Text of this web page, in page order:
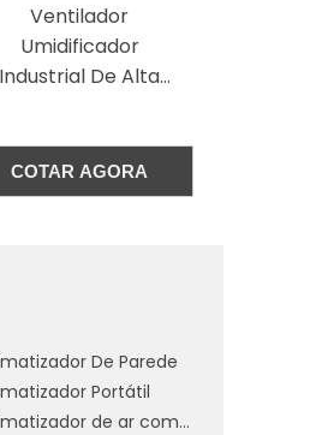
Ventilador Howden
COTAR AGORA
De Parede
Portátil
Climatizador de ar comercial